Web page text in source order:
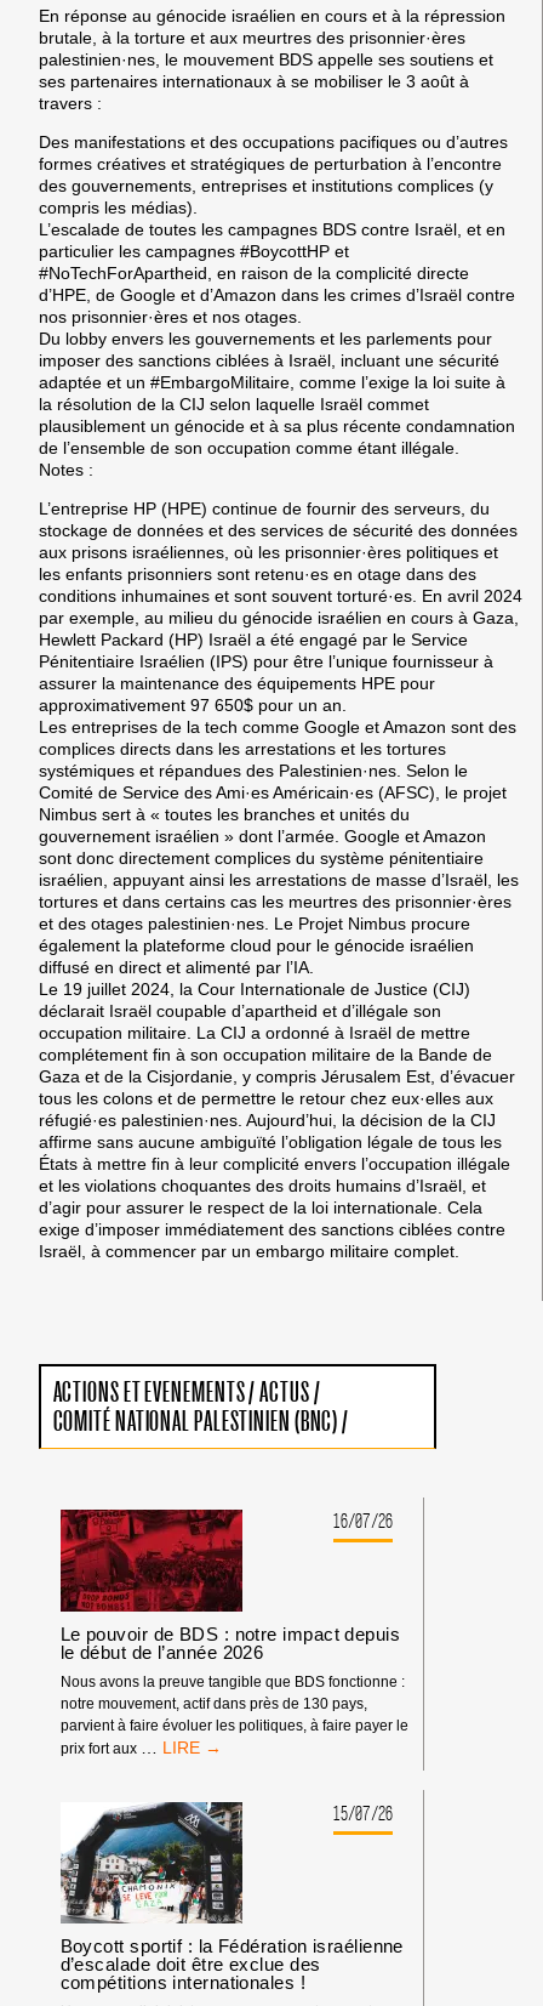
En réponse au génocide israélien en cours et à la répression
brutale, à la torture et aux meurtres des prisonnier·ères
palestinien·nes, le mouvement BDS appelle ses soutiens et
ses partenaires internationaux à se mobiliser le 3 août à
travers :
Des manifestations et des occupations pacifiques ou d’autres
formes créatives et stratégiques de perturbation à l’encontre
des gouvernements, entreprises et institutions complices (y
compris les médias).
L’escalade de toutes les campagnes BDS contre Israël, et en
particulier les campagnes #BoycottHP et
#NoTechForApartheid, en raison de la complicité directe
d’HPE, de Google et d’Amazon dans les crimes d’Israël contre
nos prisonnier·ères et nos otages.
Du lobby envers les gouvernements et les parlements pour
imposer des sanctions ciblées à Israël, incluant une sécurité
adaptée et un #EmbargoMilitaire, comme l’exige la loi suite à
la résolution de la CIJ selon laquelle Israël commet
plausiblement un génocide et à sa plus récente condamnation
de l’ensemble de son occupation comme étant illégale.
Notes :
L’entreprise HP (HPE) continue de fournir des serveurs, du
stockage de données et des services de sécurité des données
aux prisons israéliennes, où les prisonnier·ères politiques et
les enfants prisonniers sont retenu·es en otage dans des
conditions inhumaines et sont souvent torturé·es. En avril 2024
par exemple, au milieu du génocide israélien en cours à Gaza,
Hewlett Packard (HP) Israël a été engagé par le Service
Pénitentiaire Israélien (IPS) pour être l’unique fournisseur à
assurer la maintenance des équipements HPE pour
approximativement 97 650$ pour un an.
Les entreprises de la tech comme Google et Amazon sont des
complices directs dans les arrestations et les tortures
systémiques et répandues des Palestinien·nes. Selon le
Comité de Service des Ami·es Américain·es (AFSC), le projet
Nimbus sert à « toutes les branches et unités du
gouvernement israélien » dont l’armée. Google et Amazon
sont donc directement complices du système pénitentiaire
israélien, appuyant ainsi les arrestations de masse d’Israël, les
tortures et dans certains cas les meurtres des prisonnier·ères
et des otages palestinien·nes. Le Projet Nimbus procure
également la plateforme cloud pour le génocide israélien
diffusé en direct et alimenté par l’IA.
Le 19 juillet 2024, la Cour Internationale de Justice (CIJ)
déclarait Israël coupable d’apartheid et d’illégale son
occupation militaire. La CIJ a ordonné à Israël de mettre
complétement fin à son occupation militaire de la Bande de
Gaza et de la Cisjordanie, y compris Jérusalem Est, d’évacuer
tous les colons et de permettre le retour chez eux·elles aux
réfugié·es palestinien·nes. Aujourd’hui, la décision de la CIJ
affirme sans aucune ambiguïté l’obligation légale de tous les
États à mettre fin à leur complicité envers l’occupation illégale
et les violations choquantes des droits humains d’Israël, et
d’agir pour assurer le respect de la loi internationale. Cela
exige d’imposer immédiatement des sanctions ciblées contre
Israël, à commencer par un embargo militaire complet.
ACTIONS ET EVENEMENTS/ACTUS/
COMITÉ NATIONAL PALESTINIEN (BNC)/
16/07/26
Le pouvoir de BDS : notre impact depuis
le début de l’année 2026
Nous avons la preuve tangible que BDS fonctionne :
notre mouvement, actif dans près de 130 pays,
parvient à faire évoluer les politiques, à faire payer le
prix fort aux
LE
BDS
:
NOTRE
IMPACT
DEPUIS
LE
DÉBUT
DE
L’ANNÉE
15/07/26
Boycott sportif : la Fédération israélienne
d’escalade doit être exclue des
compétitions internationales !